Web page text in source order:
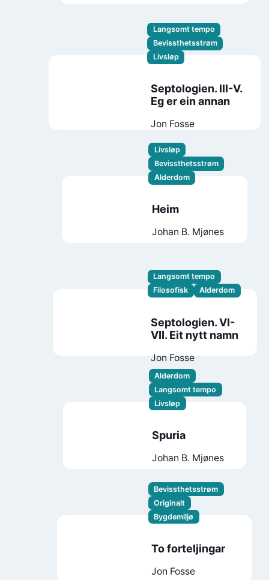
Langsomt tempo
Bevissthetsstrøm
Livsløp
Septologien. III-V.
Eg er ein annan
Jon Fosse
Livsløp
Bevissthetsstrøm
Alderdom
Heim
Johan B. Mjønes
Langsomt tempo
Filosofisk
Alderdom
Septologien. VI-
VII. Eit nytt namn
Jon Fosse
Alderdom
Langsomt tempo
Livsløp
Spuria
Johan B. Mjønes
Bevissthetsstrøm
Originalt
Bygdemiljø
To forteljingar
Jon Fosse